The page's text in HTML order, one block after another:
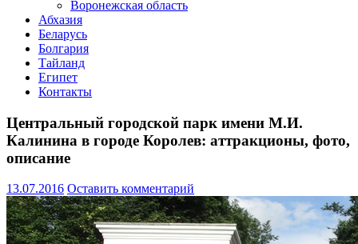
Воронежская область
Абхазия
Беларусь
Болгария
Тайланд
Египет
Контакты
Центральный городской парк имени М.И.
Калинина в городе Королев: аттракционы, фото,
описание
13.07.2016 Оставить комментарий